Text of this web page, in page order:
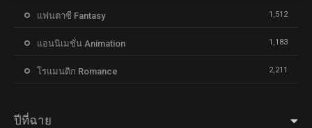
แฟนตาซี Fantasy 1,512
แอนนิเมชั่น Animation 1,183
โรแมนติก Romance 2,211
ปีที่ฉาย